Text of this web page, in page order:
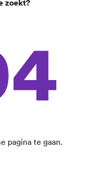
zoekt?
pagina te gaan.